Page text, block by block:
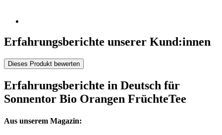
Erfahrungsberichte unserer Kund:innen
Dieses Produkt bewerten
Erfahrungsberichte in Deutsch für
Sonnentor Bio Orangen FrüchteTee
Aus unserem Magazin: